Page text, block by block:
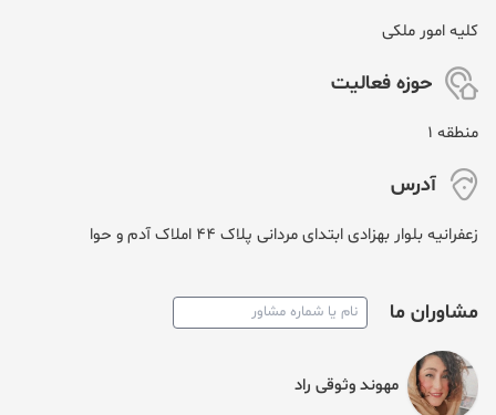
کلیه امور ملکی
حوزه فعالیت
منطقه 1
آدرس
زعفرانیه بلوار بهزادی ابتدای مردانی پلاک ۴۴ املاک آدم و حوا
مشاوران ما
مهوند وثوقی راد